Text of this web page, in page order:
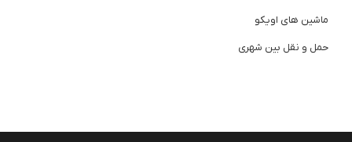
ماشین های اویکو
حمل و نقل بین شهری